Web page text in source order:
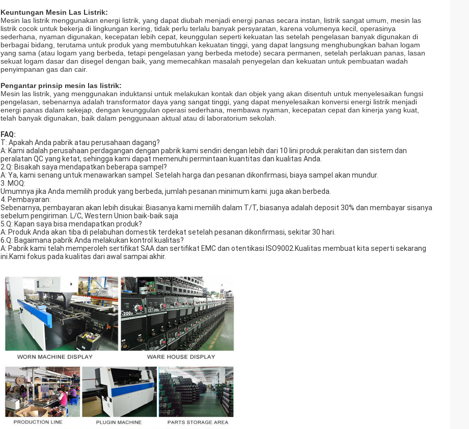
Keuntungan Mesin Las Listrik:
Mesin las listrik menggunakan energi listrik, yang dapat diubah menjadi energi panas secara instan, listrik sangat umum, mesin las
listrik cocok untuk bekerja di lingkungan kering, tidak perlu terlalu banyak persyaratan, karena volumenya kecil, operasinya
sederhana, nyaman digunakan, kecepatan lebih cepat, keunggulan seperti kekuatan las setelah pengelasan banyak digunakan di
berbagai bidang, terutama untuk produk yang membutuhkan kekuatan tinggi, yang dapat langsung menghubungkan bahan logam
yang sama (atau logam yang berbeda, tetapi pengelasan yang berbeda metode) secara permanen, setelah perlakuan panas, lasan
sekuat logam dasar dan disegel dengan baik, yang memecahkan masalah penyegelan dan kekuatan untuk pembuatan wadah
penyimpanan gas dan cair.
Pengantar prinsip mesin las listrik:
Mesin las listrik, yang menggunakan induktansi untuk melakukan kontak dan objek yang akan disentuh untuk menyelesaikan fungsi
pengelasan, sebenarnya adalah transformator daya yang sangat tinggi, yang dapat menyelesaikan konversi energi listrik menjadi
energi panas dalam sekejap, dengan keunggulan operasi sederhana, membawa nyaman, kecepatan cepat dan kinerja yang kuat,
telah banyak digunakan, baik dalam penggunaan aktual atau di laboratorium sekolah.
FAQ:
T: Apakah Anda pabrik atau perusahaan dagang?
A: Kami adalah perusahaan perdagangan dengan pabrik kami sendiri dengan lebih dari 10 lini produk perakitan dan sistem dan
peralatan QC yang ketat, sehingga kami dapat memenuhi permintaan kuantitas dan kualitas Anda.
2.Q: Bisakah saya mendapatkan beberapa sampel?
A: Ya, kami senang untuk menawarkan sampel. Setelah harga dan pesanan dikonfirmasi, biaya sampel akan mundur.
3. MOQ:
Umumnya jika Anda memilih produk yang berbeda, jumlah pesanan minimum kami. juga akan berbeda.
4. Pembayaran:
Sebenarnya, pembayaran akan lebih disukai: Biasanya kami memilih dalam T/T, biasanya adalah deposit 30% dan membayar sisanya
sebelum pengiriman. L/C, Western Union baik-baik saja
5.Q: Kapan saya bisa mendapatkan produk?
A: Produk Anda akan tiba di pelabuhan domestik terdekat setelah pesanan dikonfirmasi, sekitar 30 hari.
6.Q: Bagaimana pabrik Anda melakukan kontrol kualitas?
A: Pabrik kami telah memperoleh sertifikat SAA dan sertifikat EMC dan otentikasi ISO9002.Kualitas membuat kita seperti sekarang
ini.Kami fokus pada kualitas dari awal sampai akhir.